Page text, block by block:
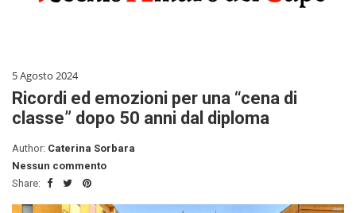
5 Agosto 2024
Ricordi ed emozioni per una “cena di
classe” dopo 50 anni dal diploma
Author: Caterina Sorbara
Nessun commento
Share: